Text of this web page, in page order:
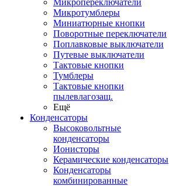
Микропереключатели
Микротумблеры
Миниатюрные кнопки
Поворотные переключатели
Поплавковые выключатели
Путевые выключатели
Тактовые кнопки
Тумблеры
Тактовые кнопки
пылевлагозащ.
Ещё
Конденсаторы
Высоковольтные
конденсаторы
Ионисторы
Керамические конденсаторы
Конденсаторы
комбинированные